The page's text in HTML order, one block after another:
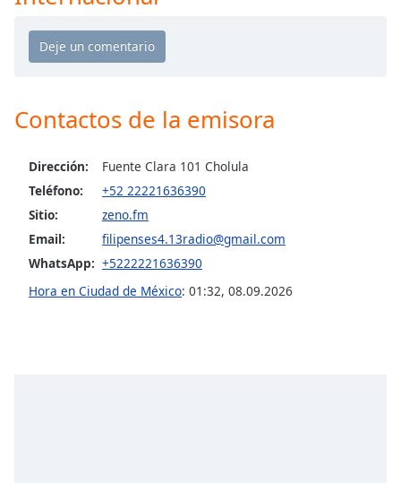
Opacity
Area
Background
Font
Contactos de la emisora
Dirección:
Fuente Clara 101 Cholula
Teléfono:
+52 22221636390
Sitio:
zeno.fm
Email:
filipenses4.13radio@gmail.com
WhatsApp: +5222221636390
Hora en Ciudad de México: 01:32, 08.09.2026